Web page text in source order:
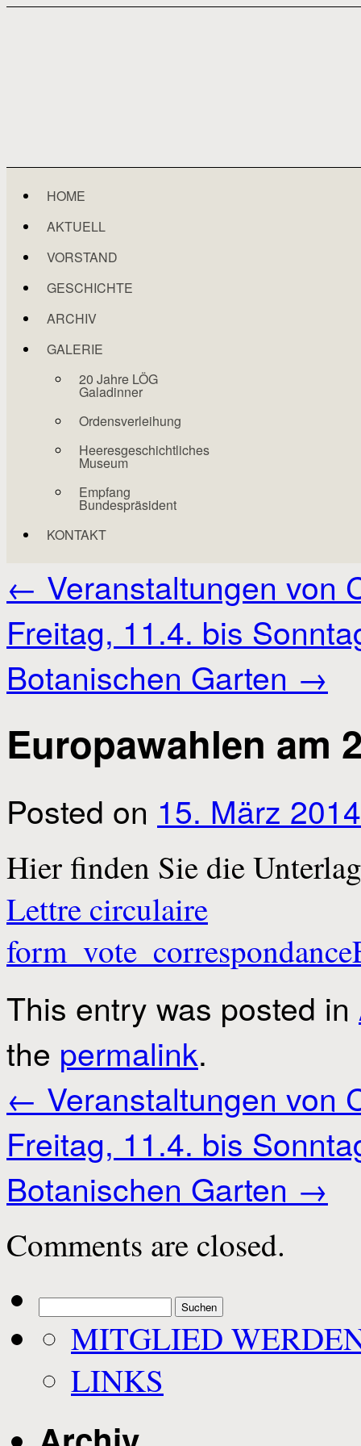
HOME
AKTUELL
VORSTAND
GESCHICHTE
ARCHIV
GALERIE
20 Jahre LÖG
Galadinner
Ordensverleihung
Heeresgeschichtliches
Museum
Empfang
Bundespräsident
KONTAKT
← Veranstaltungen von
Freitag, 11.4. bis
Botanischen Garten →
Europawahlen am
Posted on 15. März 2014
Hier finden Sie die
Lettre circulaire
This entry was posted in
the permalink.
← Veranstaltungen von
Freitag, 11.4. bis
Botanischen Garten →
Comments are closed.
nach: MITGLIED
LINKS